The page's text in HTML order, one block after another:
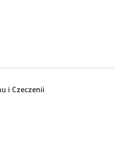
i Czeczenii